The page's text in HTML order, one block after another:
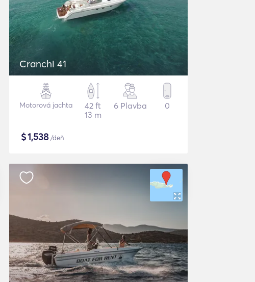
Cranchi 41
Motorová jachta
42 ft
13 m
6 Plavba 0
$1,538/deň